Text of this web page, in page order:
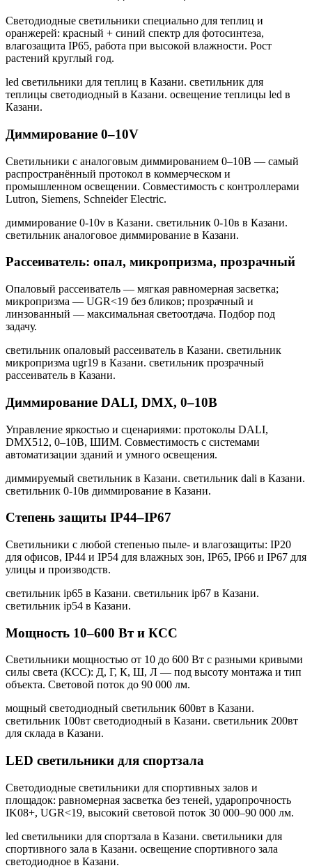
Светодиодные светильники специально для теплиц и
оранжерей: красный + синий спектр для фотосинтеза,
влагозащита IP65, работа при высокой влажности. Рост
растений круглый год.
led светильники для теплиц в Казани. светильник для
теплицы светодиодный в Казани. освещение теплицы led в
Казани.
Диммирование 0–10V
Светильники с аналоговым диммированием 0–10В — самый
распространённый протокол в коммерческом и
промышленном освещении. Совместимость с контроллерами
Lutron, Siemens, Schneider Electric.
диммирование 0-10v в Казани. светильник 0-10в в Казани.
светильник аналоговое диммирование в Казани.
Рассеиватель: опал, микропризма, прозрачный
Опаловый рассеиватель — мягкая равномерная засветка;
микропризма — UGR<19 без бликов; прозрачный и
линзованный — максимальная светоотдача. Подбор под
задачу.
светильник опаловый рассеиватель в Казани. светильник
микропризма ugr19 в Казани. светильник прозрачный
рассеиватель в Казани.
Диммирование DALI, DMX, 0–10В
Управление яркостью и сценариями: протоколы DALI,
DMX512, 0–10В, ШИМ. Совместимость с системами
автоматизации зданий и умного освещения.
диммируемый светильник в Казани. светильник dali в Казани.
светильник 0-10в диммирование в Казани.
Степень защиты IP44–IP67
Светильники с любой степенью пыле- и влагозащиты: IP20
для офисов, IP44 и IP54 для влажных зон, IP65, IP66 и IP67 для
улицы и производств.
светильник ip65 в Казани. светильник ip67 в Казани.
светильник ip54 в Казани.
Мощность 10–600 Вт и КСС
Светильники мощностью от 10 до 600 Вт с разными кривыми
силы света (КСС): Д, Г, К, Ш, Л — под высоту монтажа и тип
объекта. Световой поток до 90 000 лм.
мощный светодиодный светильник 600вт в Казани.
светильник 100вт светодиодный в Казани. светильник 200вт
для склада в Казани.
LED светильники для спортзала
Светодиодные светильники для спортивных залов и
площадок: равномерная засветка без теней, ударопрочность
IK08+, UGR<19, высокий световой поток 30 000–90 000 лм.
led светильники для спортзала в Казани. светильники для
спортивного зала в Казани. освещение спортивного зала
светодиодное в Казани.